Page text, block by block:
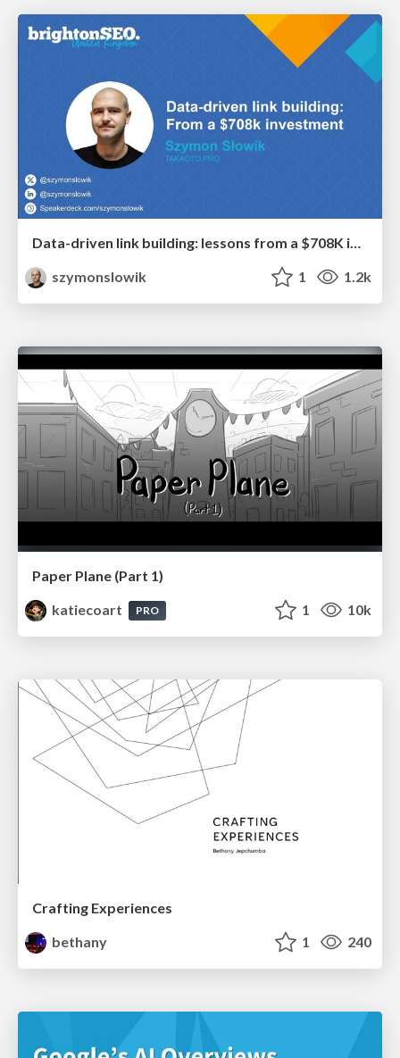
Data-driven link building: lessons from a $708K investment (BrightonSEO talk)
szymonslowik
1 1.2k
Paper Plane (Part 1)
katiecoart
PRO 1 10k
Crafting Experiences
bethany
1 240